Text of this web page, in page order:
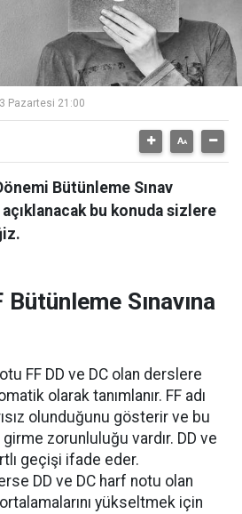
Pazartesi 21:00
Bütünleme Sınav
bu konuda sizlere
Sınavına
FF DD ve DC olan derslere
olarak tanımlanır. FF adı
olunduğunu gösterir ve bu
zorunluluğu vardır. DD ve
geçişi ifade eder.
DD ve DC harf notu olan
yükseltmek için